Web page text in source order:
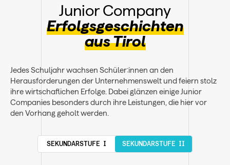
Junior Company
Erfolgsgeschichten
aus Tirol
Jedes Schuljahr wachsen Schüler:innen an den
Herausforderungen der Unternehmenswelt und feiern stolz
ihre wirtschaflichen Erfolge. Dabei glänzen einige Junior
Companies besonders durch ihre Leistungen, die hier vor
den Vorhang geholt werden.
SEKUNDARSTUFE I SEKUNDARSTUFE II